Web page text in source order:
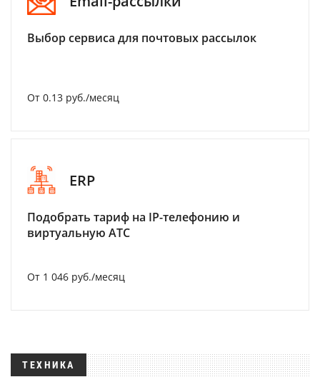
Выбор сервиса для почтовых рассылок
От 0.13 руб./месяц
ERP
Подобрать тариф на IP-телефонию и
виртуальную АТС
От 1 046 руб./месяц
ТЕХНИКА